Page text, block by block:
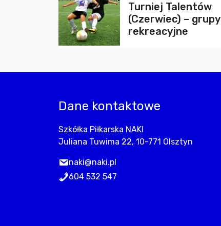
Turniej Talentów
(Czerwiec) – grupy
rekreacyjne
Dane kontaktowe
Szkółka Piłkarska NAKI
Juliana Tuwima 22, 10-771 Olsztyn
naki@naki.pl
604 532 547